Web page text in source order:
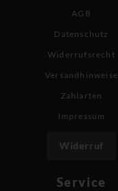
AGB
Datenschutz
Widerrufsrecht
Versandhinweise
Zahlarten
Impressum
Widerruf
Service